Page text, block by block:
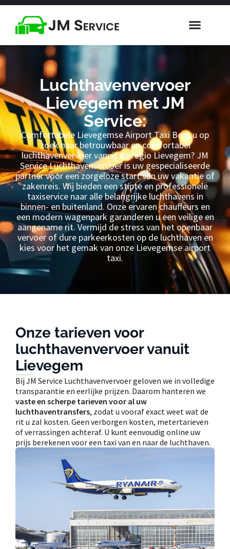
Luchthavenvervoer
Lievegem met JM
Service:
Comfortabele Lievegemse Airport Taxi Bent u op
zoek naar betrouwbaar en comfortabel
luchthavenvervoer vanuit de regio Lievegem? JM
Service Luchthavenvervoer is uw gespecialiseerde
partner voor een zorgeloze start van uw vakantie of
zakenreis. Wij bieden een stipte en professionele
taxiservice naar alle belangrijke luchthavens in
binnen- en buitenland. Onze ervaren chauffeurs en
een modern wagenpark garanderen u een veilige en
aangename rit. Vermijd de stress van het openbaar
vervoer of dure parkeerkosten op de luchthaven en
kies voor het gemak van onze Lievegemse airport
taxi.
Onze tarieven voor
luchthavenvervoer vanuit
Lievegem
Bij JM Service Luchthavenvervoer geloven we in volledige
transparantie en eerlijke prijzen. Daarom hanteren we
vaste en scherpe tarieven voor al uw
luchthaventransfers, zodat u vooraf exact weet wat de
rit u zal kosten. Geen verborgen kosten, metertarieven
of verrassingen achteraf. U kunt eenvoudig online uw
prijs berekenen voor een taxi van en naar de luchthaven.